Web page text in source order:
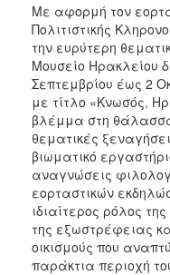
ΔΗΜΟΣ
ΠΟΛΙΤΙΣΜΟΣ
ΑΝΘΕΚΤΙΚΗ
ΠΟΛΗ
Με αφορμή τον
Πολιτιστικής
την ευρύτερη
Μουσείο Ηρακλείου
Σεπτεμβρίου έως 2
με τίτλο «Κνωσός,
βλέμμα στη
θεματικές
βιωματικό
αναγνώσεις
εορταστικών
ιδιαίτερος ρόλος
της εξωστρέφειας
οικισμούς που
παράκτια περιοχή